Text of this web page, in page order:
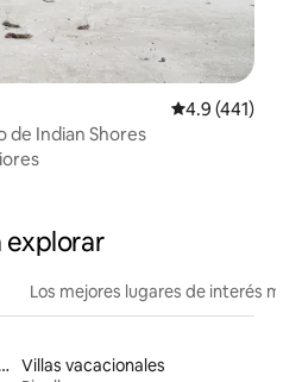
Calificación
4.9 (441)
de Indian Shores
explorar
Los mejores lugares de interés
Alojamientos vacacionales que admiten mascotas
Villas vacacionales